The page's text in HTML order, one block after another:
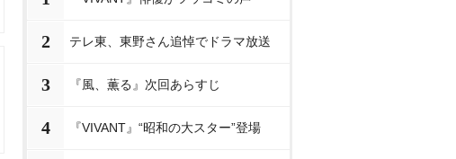
2 テレ東、東野さん追悼でドラマ放送
3 『風、薫る』次回あらすじ
4 『VIVANT』“昭和の大スター”登場